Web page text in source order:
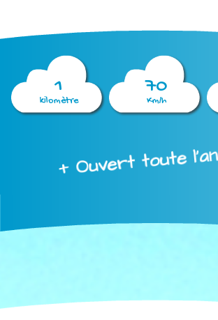
1
kilomètre
70
Km/h
+ Ouvert toute